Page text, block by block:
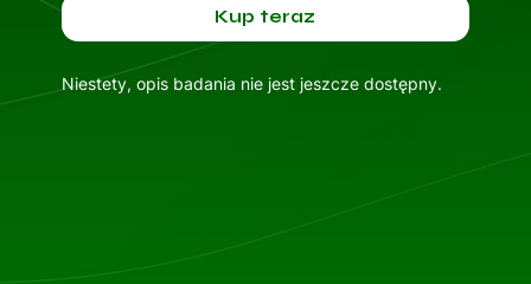
Kup teraz
Niestety, opis badania nie jest jeszcze dostępny.